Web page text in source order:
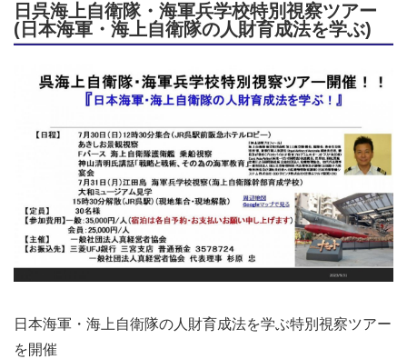
日呉海上自衛隊・海軍兵学校特別視察ツアー
(日本海軍・海上自衛隊の人財育成法を学ぶ)
日本海軍・海上自衛隊の人財育成法を学ぶ特別視察ツアー
を開催